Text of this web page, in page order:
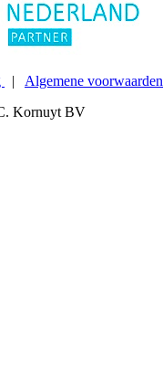
| Algemene voorwaarden
Kornuyt BV